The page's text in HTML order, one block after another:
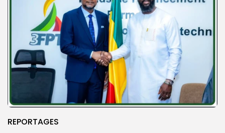
REPORTAGES